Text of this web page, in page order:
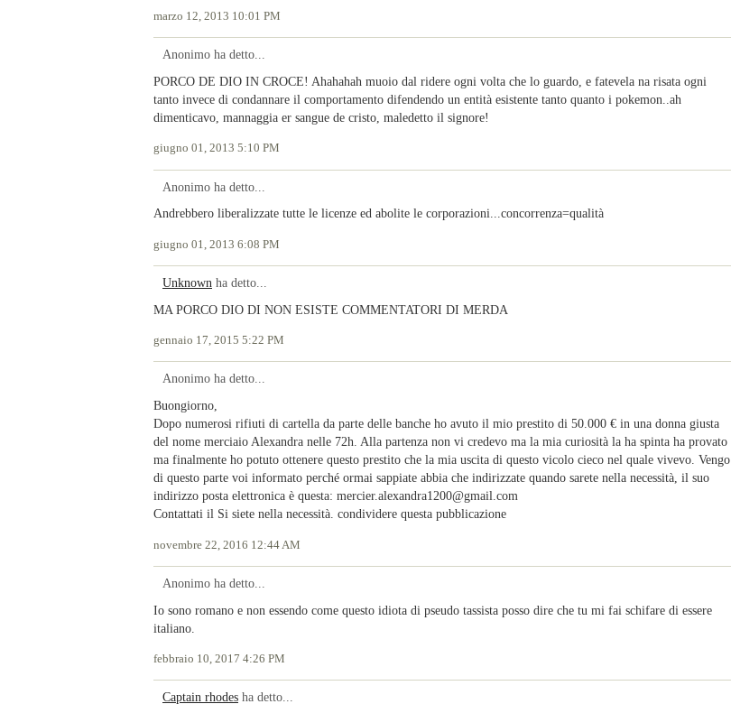
marzo 12, 2013 10:01 PM
Anonimo ha detto...
PORCO DE DIO IN CROCE! Ahahahah muoio dal ridere ogni volta che lo guardo, e fatevela na risata ogni
tanto invece di condannare il comportamento difendendo un entità esistente tanto quanto i pokemon..ah
dimenticavo, mannaggia er sangue de cristo, maledetto il signore!
giugno 01, 2013 5:10 PM
Anonimo ha detto...
Andrebbero liberalizzate tutte le licenze ed abolite le corporazioni...concorrenza=qualità
giugno 01, 2013 6:08 PM
Unknown ha detto...
MA PORCO DIO DI NON ESISTE COMMENTATORI DI MERDA
gennaio 17, 2015 5:22 PM
Anonimo ha detto...
Buongiorno,
Dopo numerosi rifiuti di cartella da parte delle banche ho avuto il mio prestito di 50.000 € in una donna giusta
del nome merciaio Alexandra nelle 72h. Alla partenza non vi credevo ma la mia curiosità la ha spinta ha provato
ma finalmente ho potuto ottenere questo prestito che la mia uscita di questo vicolo cieco nel quale vivevo. Vengo
di questo parte voi informato perché ormai sappiate abbia che indirizzate quando sarete nella necessità, il suo
indirizzo posta elettronica è questa: mercier.alexandra1200@gmail.com
Contattati il Si siete nella necessità. condividere questa pubblicazione
novembre 22, 2016 12:44 AM
Anonimo ha detto...
Io sono romano e non essendo come questo idiota di pseudo tassista posso dire che tu mi fai schifare di essere
italiano.
febbraio 10, 2017 4:26 PM
Captain rhodes ha detto...